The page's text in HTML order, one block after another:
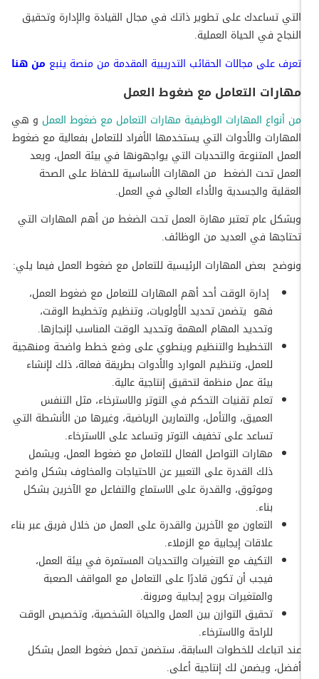
التي تساعدك على تطوير ذاتك في مجال القيادة والإدارة وتحقيق
النجاح في الحياة العملية.
تعرف علىمجالات الحقائب التدريبية المقدمة من منصة ينبعمن هنا
مهارات التعامل مع ضغوط العمل
من أنواع المهارات الوظيفية مهارات التعامل مع ضغوط العملو ه ي
المهارات والأدوات التي يستخدمها الأفراد للتعامل بفعالية مع ضغوط
العمل المتنوعة والتحديات التي يواجهونها في بيئة العمل، ويعد
العمل تحت الضغط من المهارات الأساسية للحفاظ على الصحة
العقلية والجسدية والأداء العالي في العمل.
وبشكل عام تعتبر مهارة العمل تحت الضغط من أهم المهارات التي
تحتاجها في العديد من الوظائف.
ونوضح بعض المهارات الرئيسية للتعامل مع ضغوط العمل فيما يلي:
إدارة الوقت أحد أهم المهارات للتعامل مع ضغوط العمل،
فهو يتضمن تحديد الأولويات، وتنظيم وتخطيط الوقت،
وتحديد المهام المهمة وتحديد الوقت المناسب لإنجازها.
التخطيط والتنظيم وينطوي على وضع خطط واضحة ومنهجية
للعمل، وتنظيم الموارد والأدوات بطريقة فعالة، ذلك لإنشاء
بيئة عمل منظمة لتحقيق إنتاجية عالية.
تعلم تقنيات التحكم في التوتر والاسترخاء، مثل التنفس
العميق، والتأمل، والتمارين الرياضية، وغيرها من الأنشطة التي
تساعد على تخفيف التوتر وتساعد على الاسترخاء.
مهارات التواصل الفعال للتعامل مع ضغوط العمل، ويشمل
ذلك القدرة على التعبير عن الاحتياجات والمخاوف بشكل واضح
وموثوق، والقدرة على الاستماع والتفاعل مع الآخرين بشكل
التعاون مع الآخرين والقدرة على العمل من خلال فريق عبر بناء
علاقات إيجابية مع الزملاء.
التكيف مع التغيرات والتحديات المستمرة في بيئة العمل،
فيجب أن تكون قادرًا على التعامل مع المواقف الصعبة
والمتغيرات بروح إيجابية ومرونة.
تحقيق التوازن بين العمل والحياة الشخصية، وتخصيص الوقت
للراحة والاسترخاء.
عند اتباعك للخطوات السابقة، ستضمن تحمل ضغوط العمل بشكل
أفضل، ويضمن لك إنتاجية أعلى.